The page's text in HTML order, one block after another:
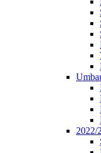
2022/